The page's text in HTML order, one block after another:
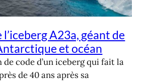
l’iceberg A23a, géant de
et océan
de code d’un iceberg qui fait la
de 40 ans après sa